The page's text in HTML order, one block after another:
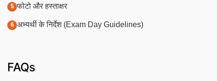
फोटो और हस्ताक्षर
अभ्यर्थी के निर्देश (Exam Day Guidelines)
FAQs